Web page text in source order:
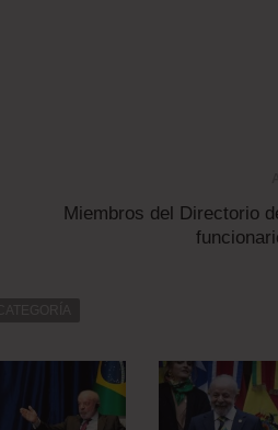
Miembros del Directorio